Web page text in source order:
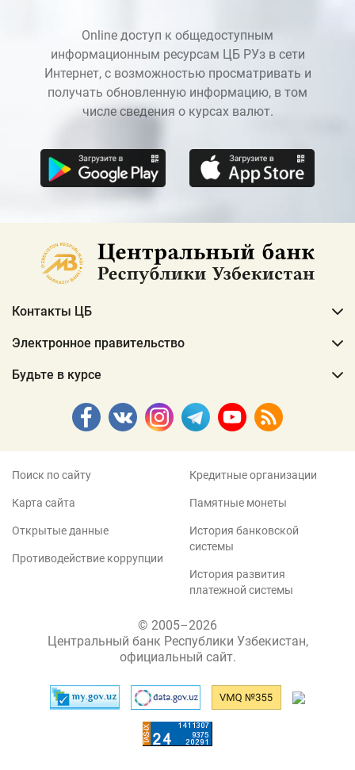
Online доступ к общедоступным
информационным ресурсам ЦБ РУз в сети
Интернет, с возможностью просматривать и
получать обновленную информацию, в том
числе сведения о курсах валют.
Контакты ЦБ
Электронное правительство
Будьте в курсе
Поиск по сайту
Карта сайта
Открытые данные
Противодействие коррупции
Кредитные организации
Памятные монеты
История банковской
системы
История развития
платежной системы
© 2005–2026
Центральный банк Республики Узбекистан,
официальный сайт.